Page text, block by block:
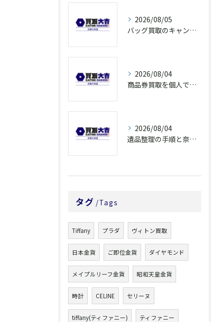
2026/08/05
バッグ買取のキャンペーンで奈良県橿原市でお得に売るための条件と注意点徹底ガイド
2026/08/04
商品券買取を個人で利用する際の奈良県橿原市で知っておきたい高換金ポイント
2026/08/04
遺品整理の手順と奈良県橿原市で無駄なく片付ける方法とごみ処分ポイント
タグ Tags
Tiffany プラダ ヴィトン買取
日本金貨 ご即位金貨 ダイヤモンド
メイプルリーフ金貨 昭和天皇金貨
時計 CELINE セリーヌ
tiffany(ティファニー) ティファニー